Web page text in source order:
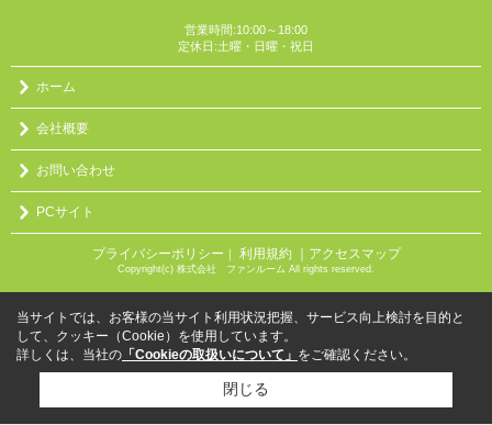
営業時間:10:00～18:00
定休日:土曜・日曜・祝日
ホーム
会社概要
お問い合わせ
PCサイト
プライバシーポリシー ｜ 利用規約 ｜アクセスマップ
Copyright(c) 株式会社 ファンルーム All rights reserved.
当サイトでは、お客様の当サイト利用状況把握、サービス向上検討を目的と
して、クッキー（Cookie）を使用しています。
詳しくは、当社の 「Cookieの取扱いについて」 をご確認ください。
閉じる